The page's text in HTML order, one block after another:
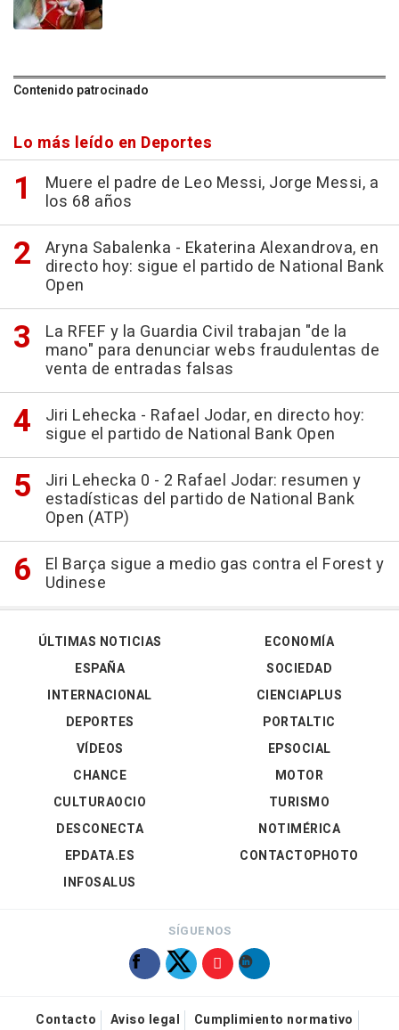
Contenido patrocinado
Lo más leído en Deportes
Muere el padre de Leo Messi, Jorge Messi, a
los 68 años
Aryna Sabalenka - Ekaterina Alexandrova, en
directo hoy: sigue el partido de National Bank
Open
La RFEF y la Guardia Civil trabajan "de la
mano" para denunciar webs fraudulentas de
venta de entradas falsas
Jiri Lehecka - Rafael Jodar, en directo hoy:
sigue el partido de National Bank Open
Jiri Lehecka 0 - 2 Rafael Jodar: resumen y
estadísticas del partido de National Bank
Open (ATP)
El Barça sigue a medio gas contra el Forest y
Udinese
ÚLTIMAS NOTICIAS
ESPAÑA
INTERNACIONAL
DEPORTES
VÍDEOS
ECONOMÍA
SOCIEDAD
CIENCIAPLUS
PORTALTIC
EPSOCIAL
CHANCE
CULTURAOCIO
DESCONECTA
EPDATA.ES
INFOSALUS
MOTOR
TURISMO
NOTIMÉRICA
CONTACTOPHOTO
SÍGUENOS
Contacto Aviso legal Cumplimiento normativo